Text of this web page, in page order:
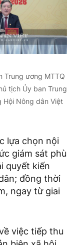
Trung ương MTTQ
tịch Ủy ban Trung
Hội Nông dân Việt
lựa chọn nội
giám sát phù
quyết kiến
đồng thời
ngay từ giai
việc tiếp thu